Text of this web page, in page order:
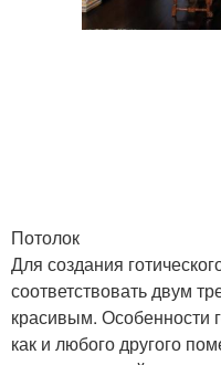
Потолок
Для создания
соответствовать двум
красивым. Особенности
как и любого другого